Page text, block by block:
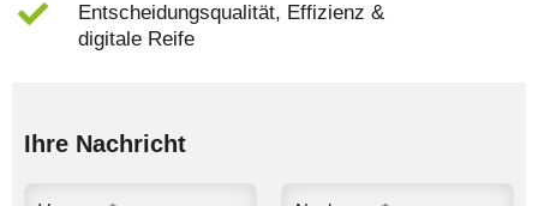
Entscheidungsqualität, Effizienz &
digitale Reife
Ihre Nachricht